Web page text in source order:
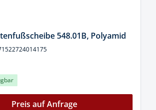
548.01B, Polyamid
Preis auf Anfrage